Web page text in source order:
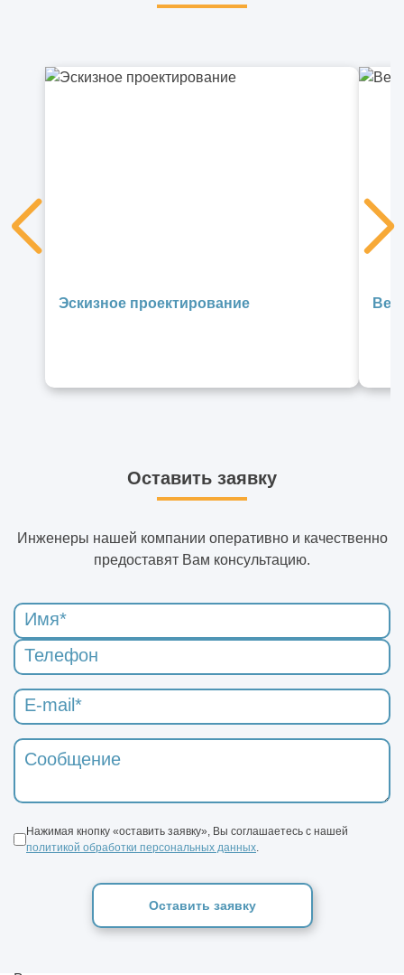
Эскизное проектирование
Оставить заявку
Инженеры нашей компании оперативно и качественно
предоставят Вам консультацию.
Нажимая кнопку «оставить заявку», Вы соглашаетесь с нашей
политикой обработки персональных данных.
Оставить заявку